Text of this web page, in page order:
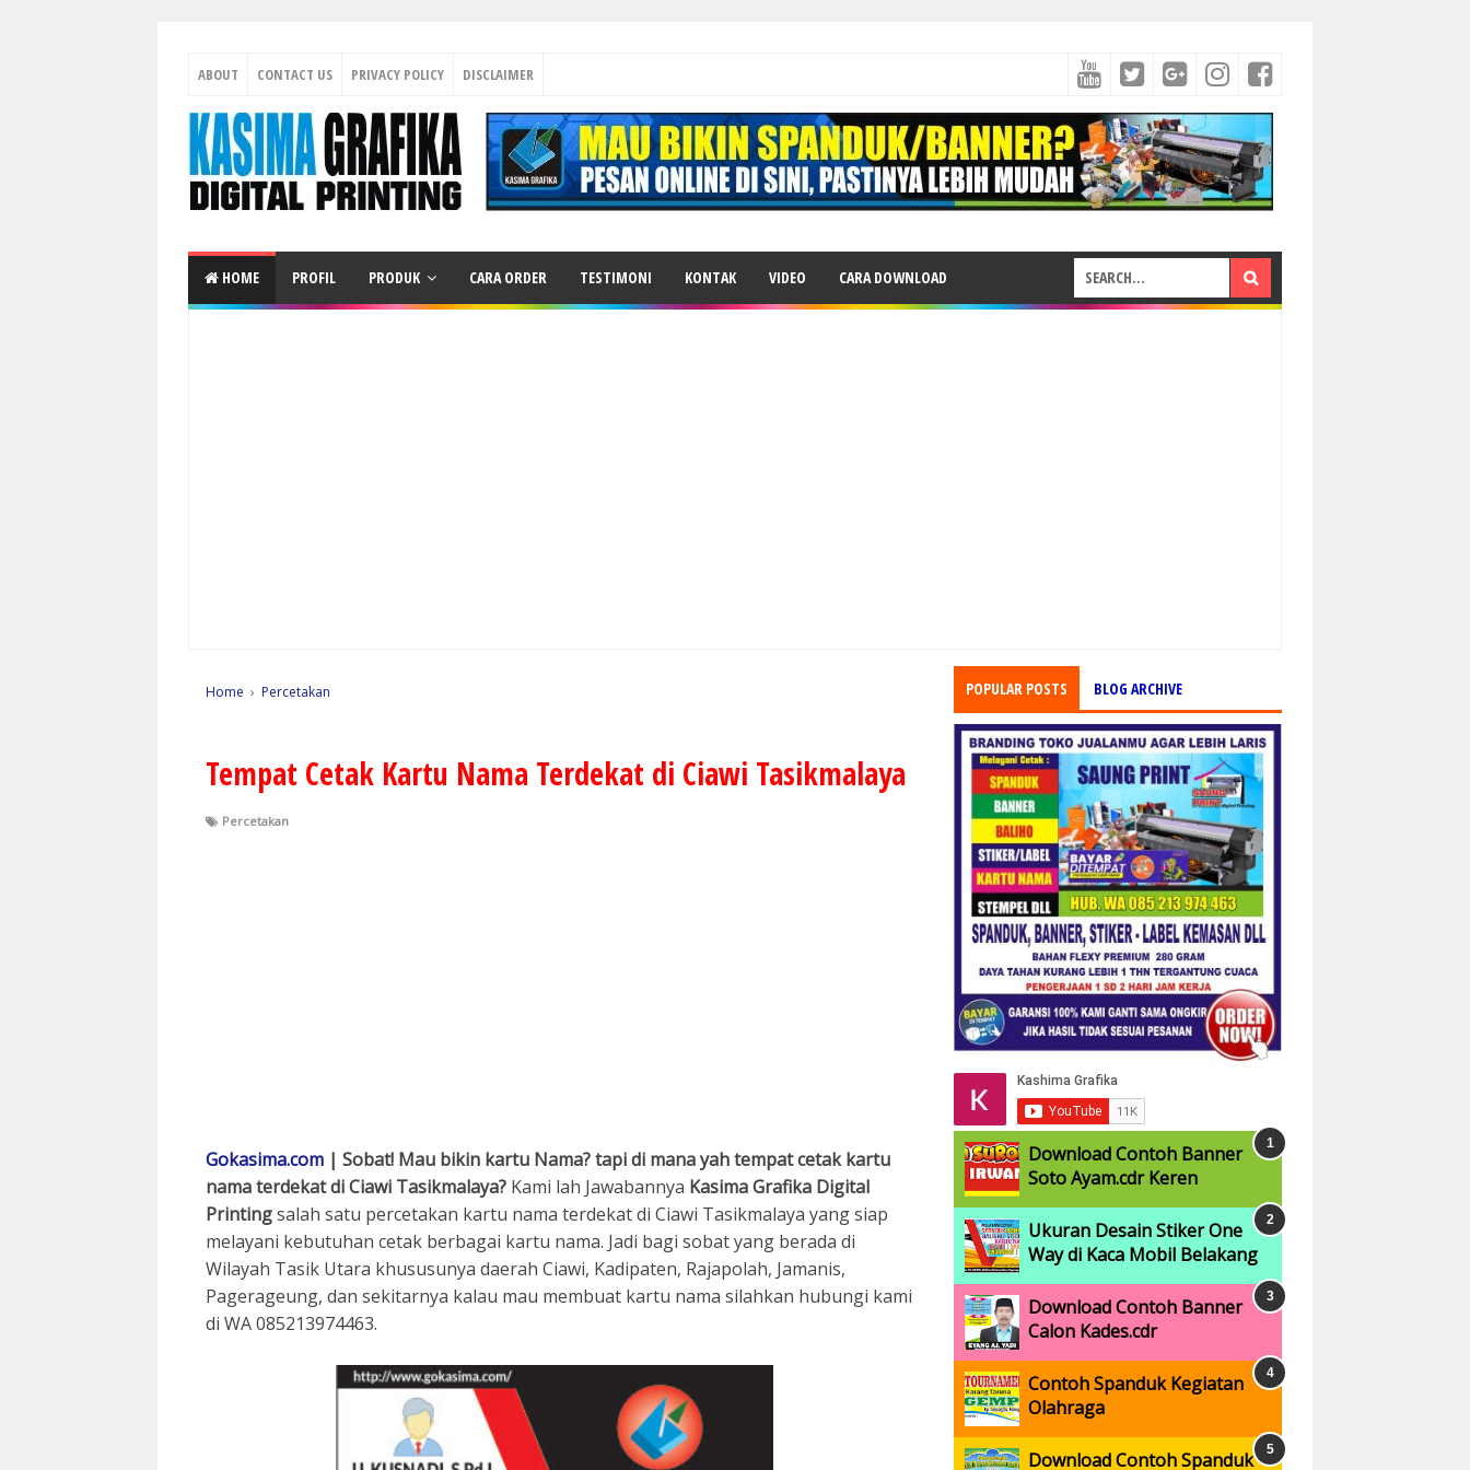
ABOUT CONTACT US PRIVACY POLICY DISCLAIMER
HOME PROFIL PRODUK CARA ORDER TESTIMONI KONTAK VIDEO CARA DOWNLOAD
Home › Percetakan
Tempat Cetak Kartu Nama Terdekat di Ciawi Tasikmalaya
Percetakan
Gokasima.com | Sobat! Mau bikin kartu Nama? tapi di mana yah tempat cetak kartu
nama terdekat di Ciawi Tasikmalaya? Kami lah Jawabannya Kasima Grafika Digital
Printingsalah satu percetakan kartu nama terdekat di Ciawi Tasikmalaya yang siap
melayani kebutuhan cetak berbagai kartu nama. Jadi bagi sobat yang berada di
Wilayah Tasik Utara khususunya daerah Ciawi, Kadipaten, Rajapolah, Jamanis,
Pagerageung, dan sekitarnya kalau mau membuat kartu nama silahkan hubungi kami
di WA 085213974463.
POPULAR POSTS BLOG ARCHIVE
Download Contoh Banner
Soto Ayam.cdr Keren
Ukuran Desain Stiker One
Way di Kaca Mobil Belakang
Download Contoh Banner
Calon Kades.cdr
Contoh Spanduk Kegiatan
Olahraga
Download Contoh Spanduk